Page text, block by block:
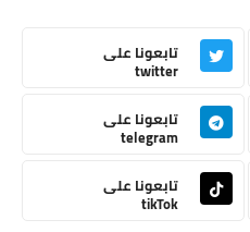
تابعونا على
twitter
تابعونا على
telegram
تابعونا على
tikTok